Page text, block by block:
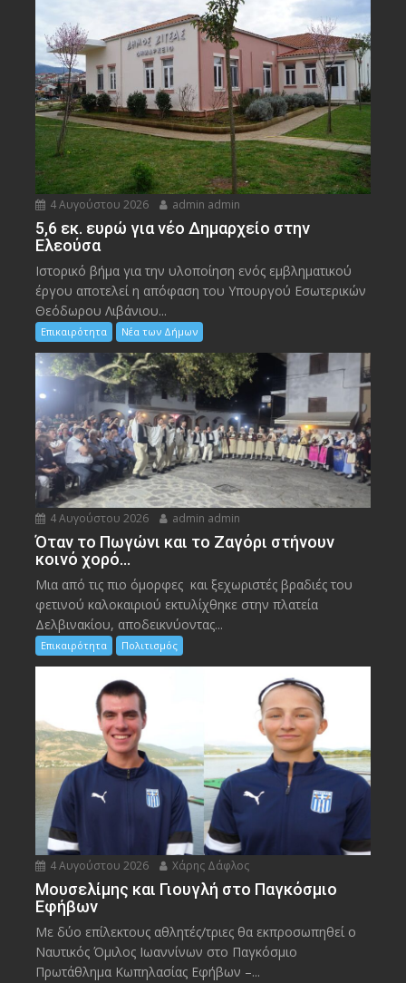
4 Αυγούστου 2026 admin admin
5,6 εκ. ευρώ για νέο Δημαρχείο στην
Ελεούσα
Ιστορικό βήμα για την υλοποίηση ενός εμβληματικού
έργου αποτελεί η απόφαση του Υπουργού Εσωτερικών
Θεόδωρου Λιβάνιου...
Επικαιρότητα Νέα των Δήμων
4 Αυγούστου 2026 admin admin
Όταν το Πωγώνι και το Ζαγόρι στήνουν
κοινό χορό…
Μια από τις πιο όμορφες και ξεχωριστές βραδιές του
φετινού καλοκαιριού εκτυλίχθηκε στην πλατεία
Δελβινακίου, αποδεικνύοντας...
Επικαιρότητα Πολιτισμός
4 Αυγούστου 2026 Χάρης Δάφλος
Μουσελίμης και Γιουγλή στο Παγκόσμιο
Εφήβων
Mε δύο επίλεκτους αθλητές/τριες θα εκπροσωπηθεί ο
Ναυτικός Όμιλος Ιωαννίνων στο Παγκόσμιο
Πρωτάθλημα Κωπηλασίας Εφήβων –...